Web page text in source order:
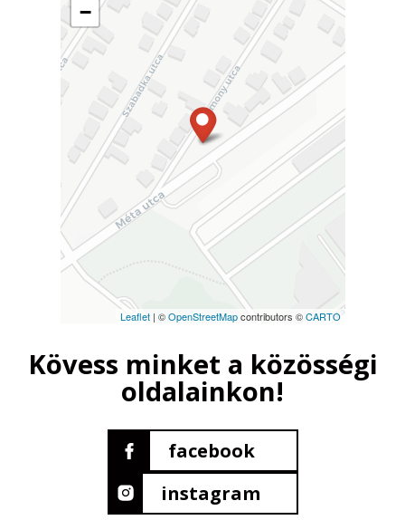
−
Leaflet| ©OpenStreetMapcontributors ©CARTO
Kövess minket a közösségi
oldalainkon!
facebook
instagram